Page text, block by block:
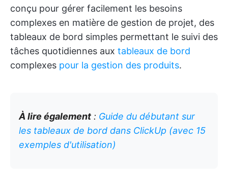
conçu pour gérer facilement les besoins
complexes en matière de gestion de projet, des
tableaux de bord simples permettant le suivi des
tâches quotidiennes aux tableaux de bord
complexes pour la gestion des produits.
À lire également : Guide du débutant sur
les tableaux de bord dans ClickUp (avec 15
exemples d'utilisation)